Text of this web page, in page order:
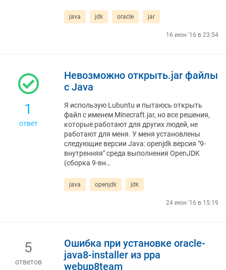
java jdk oracle jar
16 июн '16 в 23:54
1
ответ
Невозможно открыть.jar файлы
с Java
Я использую Lubuntu и пытаюсь открыть
файл с именем Minecraft.jar, но все решения,
которые работают для других людей, не
работают для меня. У меня установлены
следующие версии Java: openjdk версия "9-
внутренняя" среда выполнения OpenJDK
(сборка 9-вн…
java openjdk jdk
24 июн '16 в 15:19
5
ответов
Ошибка при установке oracle-
java8-installer из ppa
webup8team